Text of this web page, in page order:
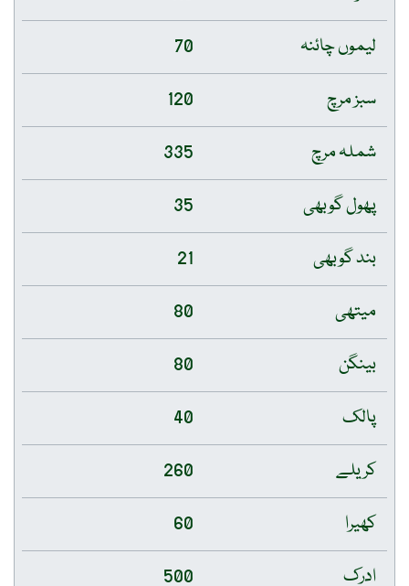
لیموں چائنہ
70
سبز مرچ
120
شملہ مرچ
335
پھول گوبھی
35
بند گوبھی
21
میتھی
80
بینگن
80
پالک
40
کریلے
260
کھیرا
60
ادرک
500